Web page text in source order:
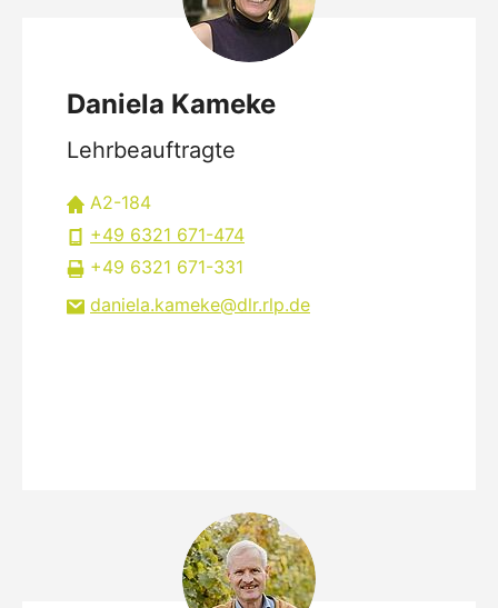
Daniela Kameke
Lehrbeauftragte
A2-184
+49 6321 671-474
+49 6321 671-331
daniela.kameke
dlr.rlp de